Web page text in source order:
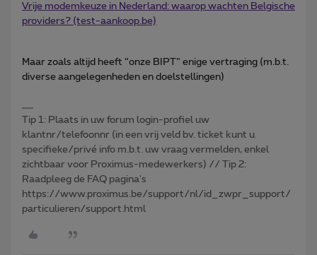
Vrije modemkeuze in Nederland: waarop wachten Belgische
providers? (test-aankoop.be)
Maar zoals altijd heeft “onze BIPT” enige vertraging (m.b.t.
diverse aangelegenheden en doelstellingen)
Tip 1: Plaats in uw forum login-profiel uw
klantnr/telefoonnr (in een vrij veld bv. ticket kunt u
specifieke/privé info m.b.t. uw vraag vermelden, enkel
zichtbaar voor Proximus-medewerkers) // Tip 2:
Raadpleeg de FAQ pagina's
https://www.proximus.be/support/nl/id_zwpr_support/
particulieren/support.html